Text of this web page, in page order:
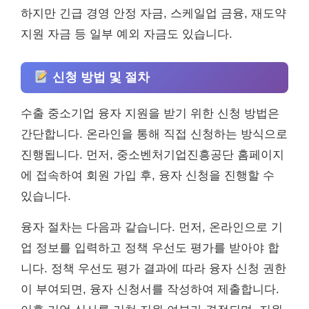
하지만 긴급 경영 안정 자금, 스케일업 금융, 재도약
지원 자금 등 일부 예외 자금도 있습니다.
신청 방법 및 절차
수출 중소기업 융자 지원을 받기 위한 신청 방법은
간단합니다. 온라인을 통해 직접 신청하는 방식으로
진행됩니다. 먼저, 중소벤처기업진흥공단 홈페이지
에 접속하여 회원 가입 후, 융자 신청을 진행할 수
있습니다.
융자 절차는 다음과 같습니다. 먼저, 온라인으로 기
업 정보를 입력하고 정책 우선도 평가를 받아야 합
니다. 정책 우선도 평가 결과에 따라 융자 신청 권한
이 부여되면, 융자 신청서를 작성하여 제출합니다.